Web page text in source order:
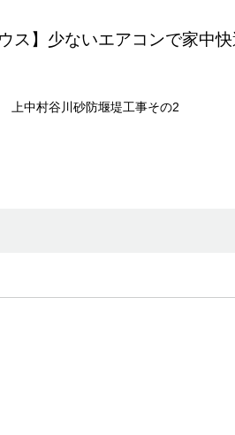
ス】少ないエアコンで家中
上中村谷川砂防堰堤工事その2